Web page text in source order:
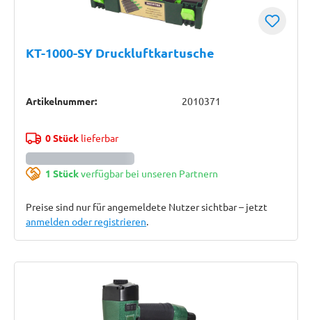
KT-1000-SY Druckluftkartusche
Artikelnummer: 2010371
0 Stücklieferbar
1 Stückverfügbar bei unseren Partnern
Preise sind nur für angemeldete Nutzer sichtbar – jetzt
anmelden oder registrieren.